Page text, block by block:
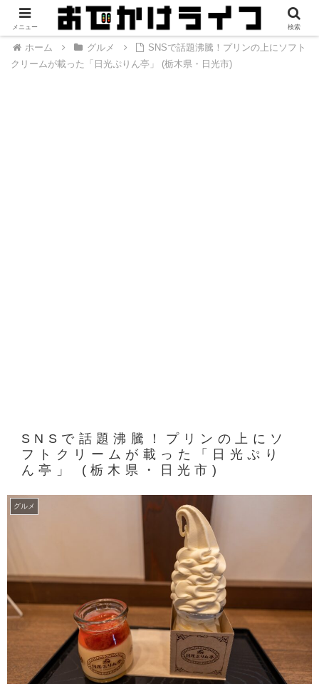
ホーム グルメ
SNSで話題沸騰！プリンの上にソフト
クリームが載った「日光ぷりん亭」 (栃木県・日光市)
SNSで話題沸騰！プリンの上にソ
フトクリームが載った「日光ぷり
ん亭」 (栃木県・日光市)
グルメ
メニュー 検索